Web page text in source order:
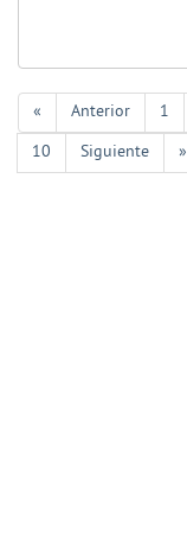
« Anterior 1
10
Siguiente »